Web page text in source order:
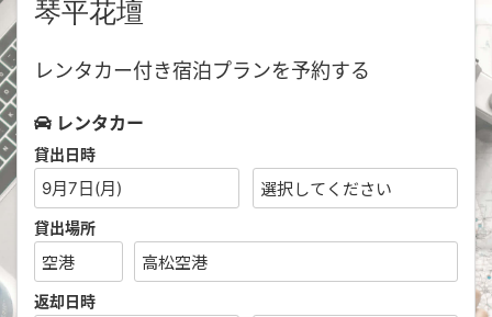
琴平花壇
レンタカー付き宿泊プランを予約する
レンタカー
貸出日時
9月7日(月)
貸出場所
返却日時